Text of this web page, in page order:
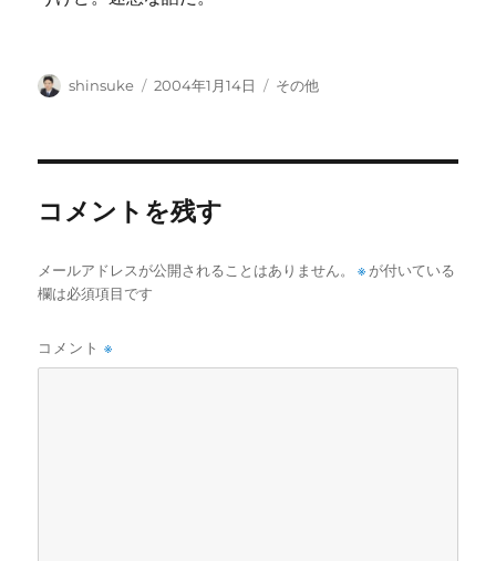
投
shinsuke
投
2004年1月14日
カ
その他
コメントを残す
メールアドレスが公開されることはありません。 ※が付いている
欄は必須項目です
コメント※